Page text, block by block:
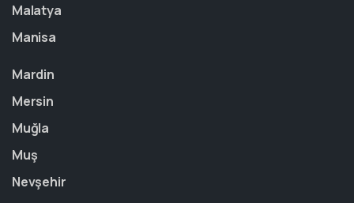
Malatya
Manisa
Mardin
Mersin
Muğla
Muş
Nevşehir